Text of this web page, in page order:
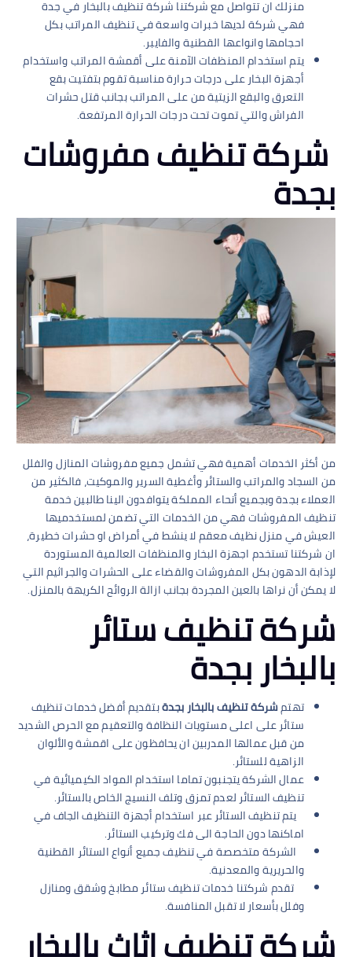
منزلك ان تتواصل مع شركتنا شركة تنظيف بالبخار في جدة
فهي شركة لديها خبرات واسعة في تنظيف المراتب بكل
احجامها وانواعها القطنية والفايبر.
يتم استخدام المنظفات الآمنة على أقمشة المراتب واستخدام
أجهزة البخار على درجات حرارة مناسبة تقوم بتفتيت بقع
التعرق والبقع الزيتية من على المراتب بجانب قتل حشرات
الفراش والتي تموت تحت درجات الحرارة المرتفعة.
شركة تنظيف مفروشات
بجدة
من أكثر الخدمات أهمية فهي تشمل جميع مفروشات المنازل والفلل
من السجاد والمراتب والستائر وأغطية السرير والموكيت، فالكثير من
العملاء بجدة وبجميع أنحاء المملكة يتوافدون الينا طالبين خدمة
تنظيف المفروشات فهي من الخدمات التي تضمن لمستخدميها
العيش في منزل نظيف معقم لا ينشط في أمراض او حشرات خطيرة،
ان شركتنا تستخدم اجهزة البخار والمنظفات العالمية المستوردة
لإذابة الدهون بكل المفروشات والقضاء على الحشرات والجراثيم التي
لا يمكن أن نراها بالعين المجردة بجانب ازالة الروائح الكريهة بالمنزل.
شركة تنظيف ستائر
بالبخار بجدة
تهتمشركة تنظيف بالبخار بجدةبتقديم أفضل خدمات تنظيف
ستائر على اعلى مستويات النظافة والتعقيم مع الحرص الشديد
من قبل عمالها المدربين ان يحافظون على اقمشة والألوان
الزاهية للستائر.
عمال الشركة يتجنبون تماما استخدام المواد الكيميائية في
تنظيف الستائر لعدم تمزق وتلف النسيج الخاص بالستائر.
يتم تنظيف الستائر عبر استخدام أجهزة التنظيف الجاف في
اماكنها دون الحاجة الى فك وتركيب الستائر.
الشركة متخصصة في تنظيف جميع أنواع الستائر القطنية
والحريرية والمعدنية.
تقدم شركتنا خدمات تنظيف ستائر مطابخ وشقق ومنازل
وفلل بأسعار لا تقبل المنافسة.